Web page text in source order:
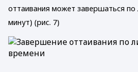
оттаивания может завершаться
минут) (рис. 7)